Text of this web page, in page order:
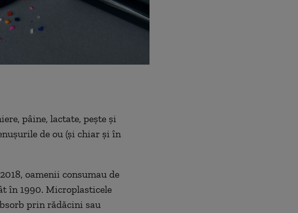
pâine, lactate, pește și
de ou (și chiar și în
oamenii consumau de
în 1990. Microplasticele
prin rădăcini sau